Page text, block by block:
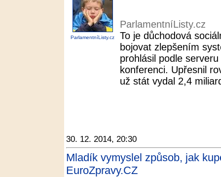
ParlamentníListy.cz
ParlamentníListy.cz
To je důchodová
bojovat zlepšením
prohlásil podle
konferenci. Upřesnil
už stát vydal 2,4
30. 12. 2014, 20:30
Mladík vymyslel způsob, jak
EuroZpravy.CZ